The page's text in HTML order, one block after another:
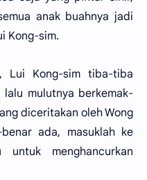
anak buahnya jadi
Kong-sim.
Lui Kong-sim tiba-tiba
lalu mulutnya berkemak-
diceritakan oleh Wong
ada, masuklah ke
untuk menghancurkan